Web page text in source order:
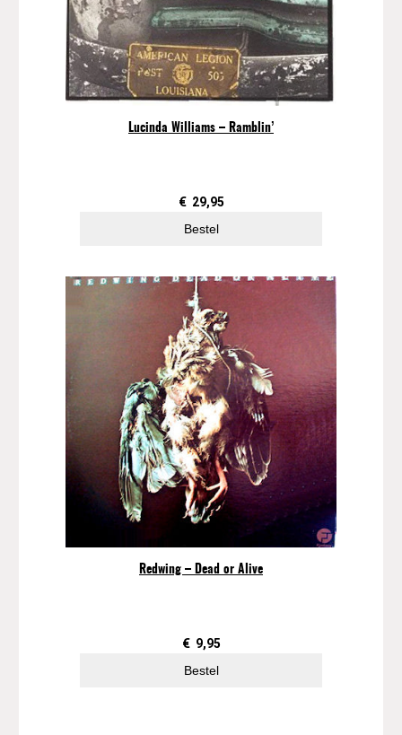
Lucinda Williams – Ramblin’
€ 29,95
Bestel
Redwing – Dead or Alive
€ 9,95
Bestel